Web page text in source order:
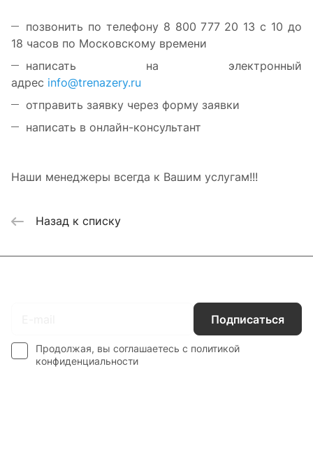
позвонить по телефону 8 800 777 20 13 с 10 до
18 часов по Московскому времени
написать на электронный
адрес info@trenazery.ru
отправить заявку через форму заявки
написать в онлайн-консультант
Наши менеджеры всегда к Вашим услугам!!!
Назад к списку
Подписаться
Продолжая, вы соглашаетесь с политикой
конфиденциальности